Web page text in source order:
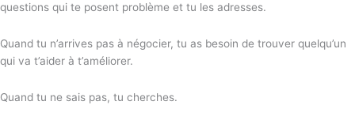
questions qui te posent problème et tu les adresses.
Quand tu n’arrives pas à négocier, tu as besoin de trouver quelqu’un
qui va t’aider à t’améliorer.
Quand tu ne sais pas, tu cherches.